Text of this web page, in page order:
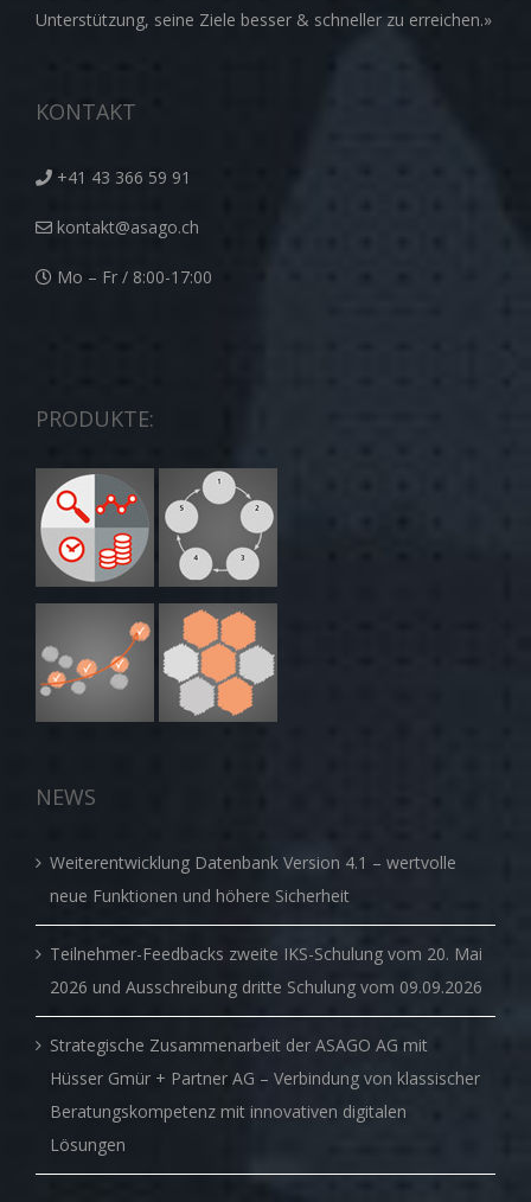
Unterstützung, seine Ziele besser & schneller zu erreichen.»
KONTAKT
+41 43 366 59 91
kontakt@asago.ch
Mo – Fr / 8:00-17:00
PRODUKTE:
NEWS
Weiterentwicklung Datenbank Version 4.1 – wertvolle
neue Funktionen und höhere Sicherheit
Teilnehmer-Feedbacks zweite IKS-Schulung vom 20. Mai
2026 und Ausschreibung dritte Schulung vom 09.09.2026
Strategische Zusammenarbeit der ASAGO AG mit
Hüsser Gmür + Partner AG – Verbindung von klassischer
Beratungskompetenz mit innovativen digitalen
Lösungen